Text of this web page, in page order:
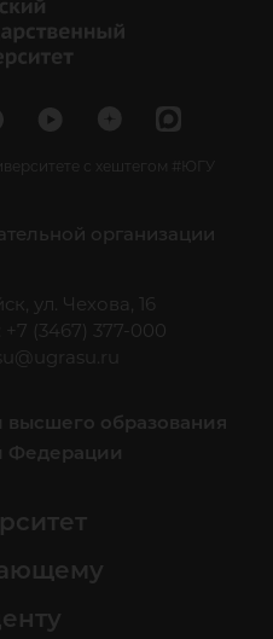
с хештегом #ЮГУ
организации
ул. Чехова, 16
(3467) 377-000
высшего образования
Федерации